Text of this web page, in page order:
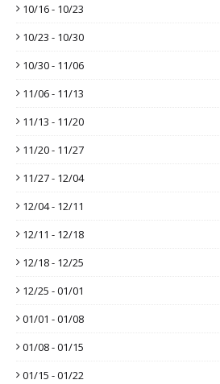
10/16 - 10/23
10/23 - 10/30
10/30 - 11/06
11/06 - 11/13
11/13 - 11/20
11/20 - 11/27
11/27 - 12/04
12/04 - 12/11
12/11 - 12/18
12/18 - 12/25
12/25 - 01/01
01/01 - 01/08
01/08 - 01/15
01/15 - 01/22